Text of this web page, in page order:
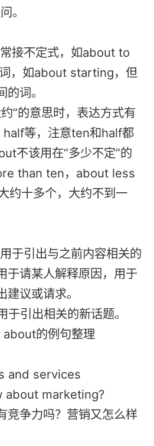
。
接不定式，如about to
，如about starting，但
词。
”的意思时，表达方式有
等，注意ten和half都
不该用在“多少不定”的
than ten，about less
约十多个，大约不到一
于引出与之前内容相关的
于请某人解释原因，用于
议或请求。
引出相关的新话题。
的例句整理
and services
about marketing?
竞争力吗？营销又怎么样